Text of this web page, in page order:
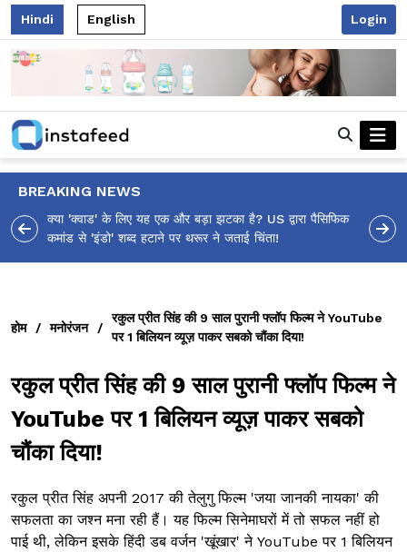
Hindi English Login
BREAKING NEWS
आलिया भट्ट का मज़ेदार 'शर्वरी कहाँ है?' पोस्ट, 'अल्फा' टीज़र पर
उठे सवालों का मज़ाकिया जवाब!
होम / मनोरंजन /
रकुल प्रीत सिंह की 9 साल पुरानी फ्लॉप फिल्म ने YouTube
पर 1 बिलियन व्यूज़ पाकर सबको चौंका दिया!
रकुल प्रीत सिंह की 9 साल पुरानी फ्लॉप फिल्म ने
YouTube पर 1 बिलियन व्यूज़ पाकर सबको
चौंका दिया!
रकुल प्रीत सिंह अपनी 2017 की तेलुगु फिल्म 'जया जानकी नायका' की
सफलता का जश्न मना रही हैं। यह फिल्म सिनेमाघरों में तो सफल नहीं हो
पाई थी, लेकिन इसके हिंदी डब वर्जन 'खूंखार' ने YouTube पर 1 बिलियन